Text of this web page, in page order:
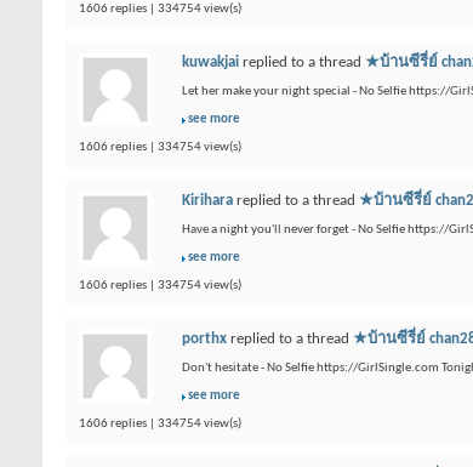
1606 replies | 334754 view(s)
kuwakjai replied to a thread ★บ้านซีรี่ย์
Let her make your night special - No Selfie https://
see more
1606 replies | 334754 view(s)
Kirihara replied to a thread ★บ้านซีรี่ย์
Have a night you'll never forget - No Selfie https://
see more
1606 replies | 334754 view(s)
porthx replied to a thread ★บ้านซีรี่ย์
Don't hesitate - No Selfie https://GirlSingle.com
see more
1606 replies | 334754 view(s)